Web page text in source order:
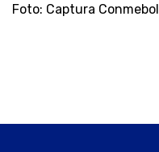
Foto: Captura Conmebol